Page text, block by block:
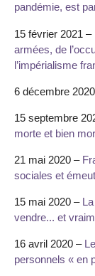
pandémie, est
15 février 2021 –
armées, de
l’impérialisme
6 décembre
15 septembre
morte et bien
21 mai 2020 –
sociales et
15 mai 2020 –
vendre... et
16 avril 2020 –
personnels « en